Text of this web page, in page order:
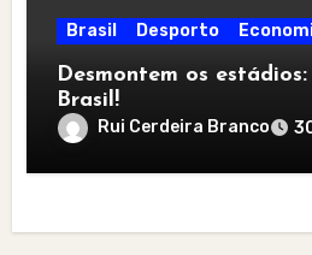
Brasil Desporto
Desmontem os
Brasil!
Rui Cerdeira Branco